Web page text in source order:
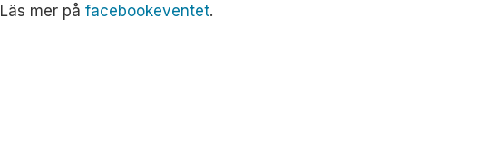
Läs mer påfacebookeventet.